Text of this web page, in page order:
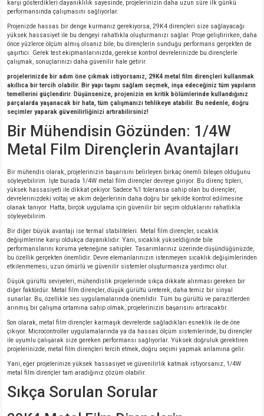
MARKA)
karşı gösterdikleri dayanıklılık sayesinde, projelerinizin daha uzun süre ilk günkü
performansında çalışmasını sağlıyorlar.
Projenizde hassas bir denge kurmanız gerekiyorsa, 29K4 dirençleri size sağlayacağı
yüksek hassasiyet ile bu dengeyi rahatlıkla oluşturmanızı sağlar. Proje geliştirirken, daha
önce yüzlerce ölçüm almış olsanız bile, bu dirençlerin sunduğu performans gerçekten de
şaşırtıcı. Gerek test ekipmanlarınızda, gerekse kontrol devrelerinizde bu dirençlerle
çalışmak, sonuçlarınızı daha güvenilir hale getirir.
projelerinizde bir adım öne çıkmak istiyorsanız, 29K4 metal film dirençleri kullanmak
akıllıca bir tercih olabilir. Bir yapı taşını sağlam seçmek, inşa edeceğiniz tüm yapıların
temellerini güçlendirir. Düşünsenize, projenizin en kritik bölümlerinde kullandığınız
parçalarda yaşanacak bir hata, tüm çalışmanızı tehlikeye atabilir. Bu nedenle, doğru
seçimler yaparak güvenilirliğinizi artırabilirsiniz!
Bir Mühendisin Gözünden: 1/4W
Metal Film Dirençlerin Avantajları
Bir mühendis olarak, projelerinizin başarısını belirleyen birkaç önemli bileşen olduğunu
söyleyebilirim. İşte burada 1/4W metal film dirençler devreye giriyor. Bu direnç tipleri,
yüksek hassasiyeti ile dikkat çekiyor. Sadece %1 toleransa sahip olan bu dirençler,
devrelerinizdeki voltaj ve akım değerlerinin daha doğru bir şekilde kontrol edilmesine
olanak tanıyor. Hatta, birçok uygulama için güvenilir bir seçim olduklarını rahatlıkla
söyleyebilirim.
Bir diğer büyük avantajı ise termal stabiliteleri. Metal film dirençler, sıcaklık
değişimlerine karşı oldukça dayanıklıdır. Yani, sıcaklık yükseldiğinde bile
performanslarını koruma yeteneğine sahipler. Tasarımlarınız üzerinde düşündüğünüzde,
bu özellik gerçekten önemlidir. Devre elemanlarınızın istenmeyen sıcaklık değişimlerinden
etkilenmemesi, uzun ömürlü ve güvenilir sistemler oluşturmanıza yardımcı olur.
Düşük gürültü seviyeleri, mühendislik projelerinde sıkça dikkate alınması gereken bir
diğer faktördür. Metal film dirençler, düşük gürültü üreterek, daha temiz bir sinyal
sunarlar. Bu, özellikle ses uygulamalarında önemlidir. Tüm bu gürültü ve parazitlerden
arınmış bir çalışma ortamına sahip olmak, projelerinizin başarısını artıracaktır.
Son olarak, metal film dirençler karmaşık devrelerde sağladıkları esneklik ile de öne
çıkıyor. Microcontroller uygulamalarında ya da hassas ölçüm sistemlerinde, bu dirençler
ile uyumlu çalışarak size gereken performansı sağlıyorlar. Yüksek doğruluk gerektiren
projelerinizde, metal film dirençleri tercih etmek, doğru seçimi yapmak anlamına gelir.
Yani, eğer projelerinize yüksek hassasiyet ve güvenilirlik katmak istiyorsanız, 1/4W
metal film dirençler tam aradığınız çözüm olabilir.
Sıkça Sorulan Sorular